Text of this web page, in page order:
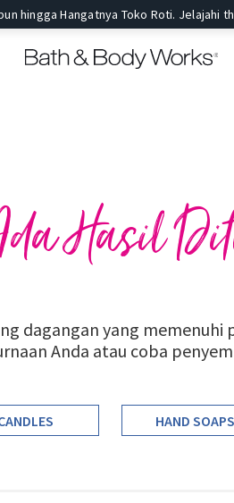
hingga Hangatnya Toko Roti. Jelajahi
Hasil
dagangan yang memenuhi
Anda atau coba
HAND SOAPS